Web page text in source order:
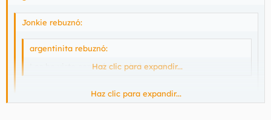
Jonkie rebuznó:
argentinita rebuznó:
Los he visto con más gracia la verdad...
Haz clic para expandir...
io tanvien las e bisto con mas tetas madam
Haz clic para expandir...
Haz clic para expandir...